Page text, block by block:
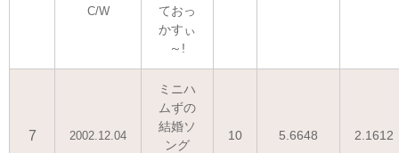
C/W
ておっ
かすぃ
～!
7 2002.12.04
ミニハ
ムずの
結婚ソ
ング
10 5.6648 2.1612